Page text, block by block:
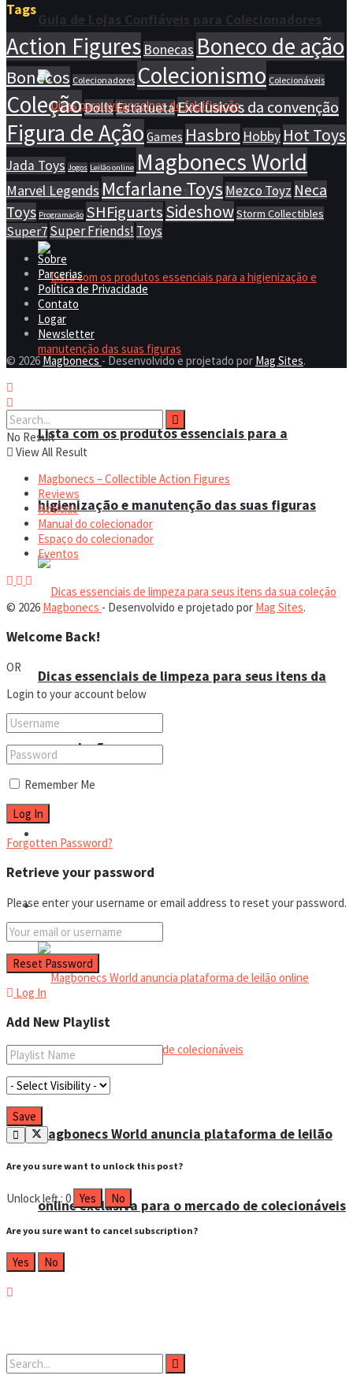
Dicas para evitar golpes de falsificação
Lista com os produtos essenciais para a
higienização e manutenção das suas figuras
Dicas essenciais de limpeza para seus itens da
sua coleção
Eventos
Magbonecs World anuncia plataforma de leilão
online exclusiva para o mercado de colecionáveis
Tags
Action Figures Bonecas Boneco de ação
Bonecos Colecionadores Colecionismo Colecionáveis
ColeçãoDollsEstatuetaExclusivos da convenção
Figura de Ação Games Hasbro Hobby Hot Toys
Jada Toys Jogos Leilão online Magbonecs World
Marvel Legends Mcfarlane Toys Mezco Toyz Neca
Toys Programação SHFiguartsSideshowStorm Collectibles
Super7Super Friends! Toys
Sobre
Parcerias
Política de Privacidade
Contato
Logar
Newsletter
© 2026 Magbonecs - Desenvolvido e projetado por Mag Sites.
No Result
View All Result
Magbonecs – Collectible Action Figures
Reviews
Notícias
Manual do colecionador
Espaço do colecionador
Eventos
© 2026 Magbonecs - Desenvolvido e projetado por Mag Sites.
Welcome Back!
OR
Login to your account below
Remember Me
Forgotten Password?
Retrieve your password
Please enter your username or email address to reset your password.
Log In
Add New Playlist
Are you sure want to unlock this post?
Unlock left : 0 Yes No
Are you sure want to cancel subscription?
Yes No